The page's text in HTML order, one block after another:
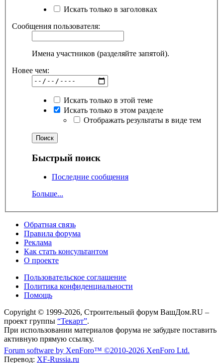
Искать только в заголовках
Сообщения пользователя:
Имена участников (разделяйте запятой).
Новее чем:
Искать только в этой теме
Искать только в этом разделе
Отображать результаты в виде тем
Быстрый поиск
Последние сообщения
Больше...
Обратная связь
Правила форума
Реклама
Как стать консультантом
О проекте
Пользовательское соглашение
Политика конфиденциальности
Помощь
Copyright © 1999-2026, Строительный форум ВашДом.RU –
проект группы “Текарт”.
При использовании материалов форума не забудьте поставить
активную прямую ссылку.
Forum software by XenForo™ ©2010-2026 XenForo Ltd.
Перевод: XF-Russia.ru